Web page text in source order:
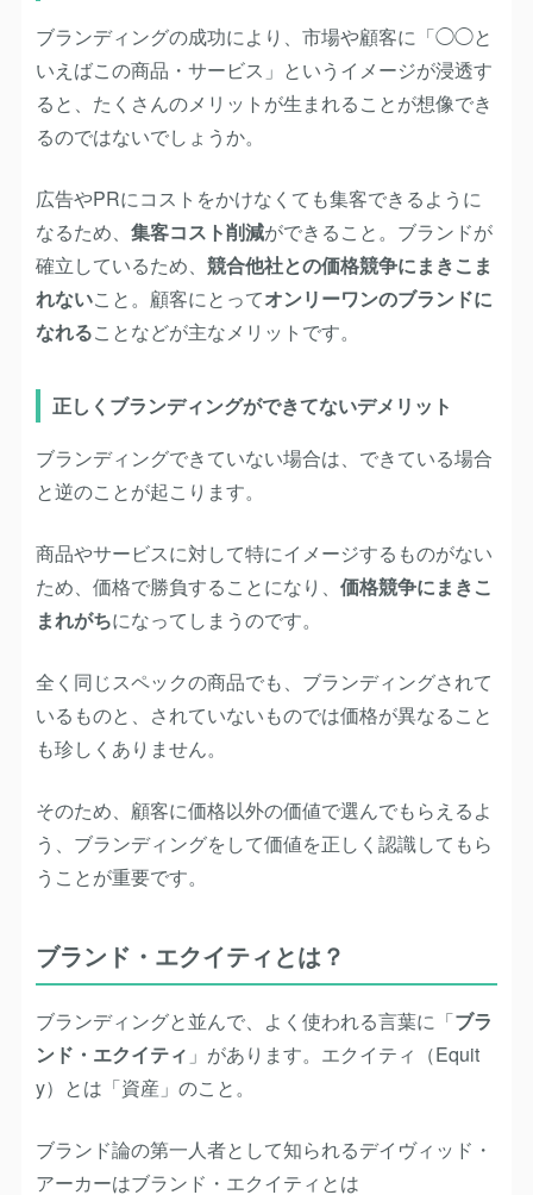
ブランディングの成功により、市場や顧客に「◯◯と
いえばこの商品・サービス」というイメージが浸透す
ると、たくさんのメリットが生まれることが想像でき
るのではないでしょうか。
広告やPRにコストをかけなくても集客できるように
なるため、 集客コスト削減ができること。ブランドが
確立しているため、 競合他社との価格競争にまきこま
れないこと。顧客にとってオンリーワンのブランドに
なれることなどが主なメリットです。
正しくブランディングができてないデメリット
ブランディングできていない場合は、できている場合
と逆のことが起こります。
商品やサービスに対して特にイメージするものがない
ため、価格で勝負することになり、 価格競争にまきこ
まれがちになってしまうのです。
全く同じスペックの商品でも、ブランディングされて
いるものと、されていないものでは価格が異なること
も珍しくありません。
そのため、顧客に価格以外の価値で選んでもらえるよ
う、ブランディングをして価値を正しく認識してもら
うことが重要です。
ブランド・エクイティとは？
ブランディングと並んで、よく使われる言葉に「ブラ
ンド・エクイティ 」があります。エクイティ（Equit
y）とは「資産」のこと。
ブランド論の第一人者として知られるデイヴィッド・
アーカーはブランド・エクイティとは